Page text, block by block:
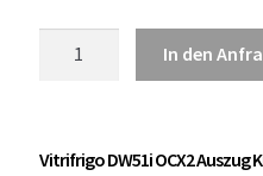
Konfigurator
Kühler
In den
Vitrifrigo DW51i OCX2 Auszug